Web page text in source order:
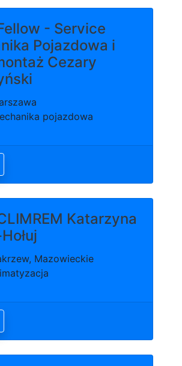
- Service
Pojazdowa i
Cezary
pojazdowa
Katarzyna
Mazowieckie